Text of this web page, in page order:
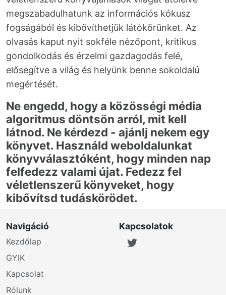
megszabadulhatunk az információs kókusz
fogságából és kibővíthetjük látókörünket. Az
olvasás kaput nyit sokféle nézőpont, kritikus
gondolkodás és érzelmi gazdagodás felé,
elősegítve a világ és helyünk benne sokoldalú
megértését.
Ne engedd, hogy a közösségi média
algoritmus döntsön arról, mit kell
látnod. Ne kérdezd - ajánlj nekem egy
könyvet. Használd weboldalunkat
könyvválasztóként, hogy minden nap
felfedezz valami újat. Fedezz fel
véletlenszerű könyveket, hogy
kibővítsd tudáskörödet.
Navigáció
Kezdőlap
GYIK
Kapcsolat
Rólunk
Kapcsolatok